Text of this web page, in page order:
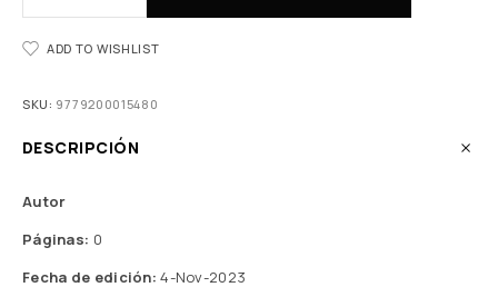
ADD TO WISHLIST
SKU: 9779200015480
DESCRIPCIÓN
Autor
Páginas: 0
Fecha de edición: 4-Nov-2023